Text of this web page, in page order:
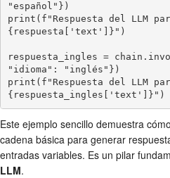
"español"})
print(f"Respuesta del LLM
{respuesta['text']}")
respuesta_ingles =
"idioma": "inglés"})
print(f"Respuesta del LLM
{respuesta_ingles['text']}")
Este ejemplo sencillo demuestra
cadena básica para generar
entradas variables. Es un pilar
LLM.